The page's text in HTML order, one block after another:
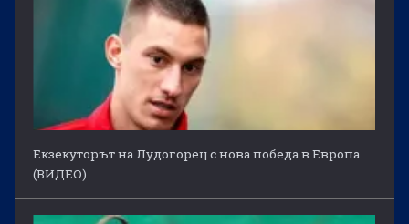
Екзекуторът на Лудогорец с нова победа в Европа
(ВИДЕО)